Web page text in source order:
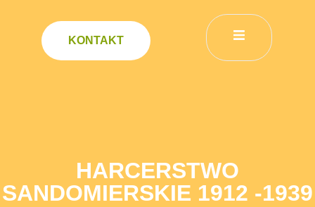
KONTAKT
HARCERSTWO
SANDOMIERSKIE 1912 -1939